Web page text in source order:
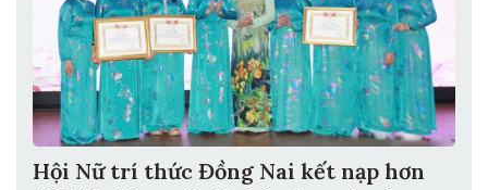
Hội Nữ trí thức Đồng Nai kết nạp hơn